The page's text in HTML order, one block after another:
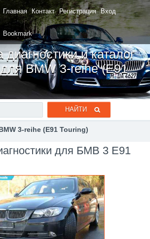
Главная Контакт Регистрация Вход
Bookmark
и каталог
BMW 3-reihe (E91
3-reihe (E91 Touring)
для БМВ 3 Е91